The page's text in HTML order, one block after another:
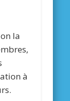
la
à